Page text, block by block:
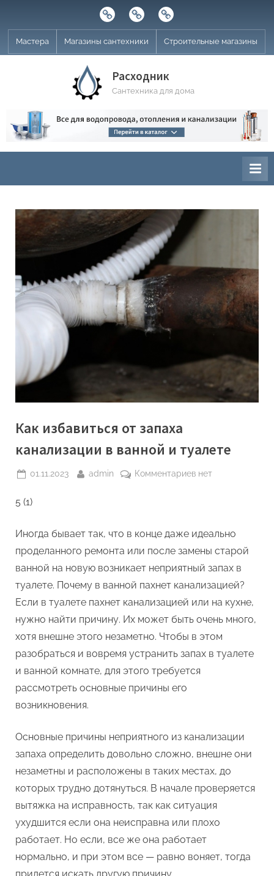
content
Строительные
магазины
МастераМагазины
сантехники
Мастера Магазины сантехники Строительные магазины
Расходник
Сантехника для дома
Как избавиться от запаха
канализации в ванной и туалете
Posted
01.11.2023 By
admin Комментариевк
от
канализации
в
ванной
и
нет
5 (1)
Иногда бывает так, что в конце даже идеально
проделанного ремонта или после замены старой
ванной на новую возникает неприятный запах в
туалете. Почему в ванной пахнет канализацией?
Если в туалете пахнет канализацией или на кухне,
нужно найти причину. Их может быть очень много,
хотя внешне этого незаметно. Чтобы в этом
разобраться и вовремя устранить запах в туалете
и ванной комнате, для этого требуется
рассмотреть основные причины его
возникновения.
Основные причины неприятного из канализации
запаха определить довольно сложно, внешне они
незаметны и расположены в таких местах, до
которых трудно дотянуться. В начале проверяется
вытяжка на исправность, так как ситуация
ухудшится если она неисправна или плохо
работает. Но если, все же она работает
нормально, и при этом все — равно воняет, тогда